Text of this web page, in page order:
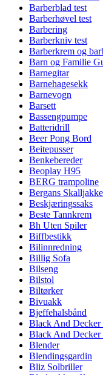
Barberblad test
Barberhøvel test
Barbering
Barberkniv test
Barberkrem og
Barn og Familie
Barnegitar
Barnehagesekk
Barnevogn
Barsett
Bassengpumpe
Batteridrill
Beer Pong Bord
Beitepusser
Benkebereder
Beoplay H95
BERG trampoline
Bergans Skalljakke
Beskjæringssaks
Beste Tannkrem
Bh Uten Spiler
Biffbestikk
Bilinnredning
Billig Sofa
Bilseng
Bilstol
Biltørker
Bivuakk
Bjeffehalsbånd
Black And Decker
Black And Decker
Blender
Blendingsgardin
Bliz Solbriller